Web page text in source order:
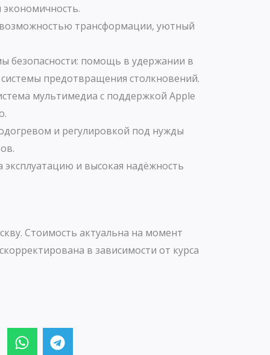
трансформации, уютный
безопасности: помощь в удержании в
предотвращения столкновений.
мультимедиа с поддержкой Apple
и регулировкой под нужды
эксплуатацию и высокая надёжность
Стоимость актуальна на момент
в зависимости от курса
W
h
T
e